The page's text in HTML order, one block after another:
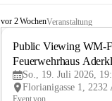
A
vor 2 WochenVeranstaltung
Public Viewing WM-
Feuerwehrhaus
So., 19. Juli 2026,
Event von